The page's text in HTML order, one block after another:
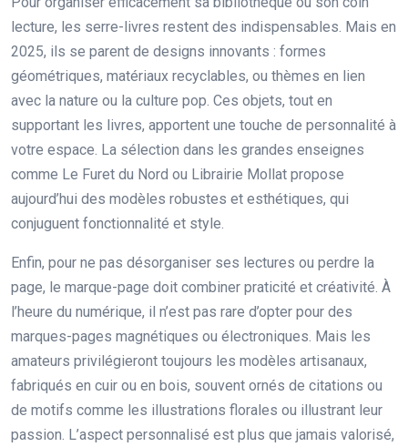
lecture, les serre-livres restent des indispensables. Mais en
2025, ils se parent de designs innovants : formes
géométriques, matériaux recyclables, ou thèmes en lien
avec la nature ou la culture pop. Ces objets, tout en
supportant les livres, apportent une touche de personnalité à
votre espace. La sélection dans les grandes enseignes
comme Le Furet du Nord ou Librairie Mollat propose
aujourd’hui des modèles robustes et esthétiques, qui
conjuguent fonctionnalité et style.
Enfin, pour ne pas désorganiser ses lectures ou perdre la
page, le marque-page doit combiner praticité et créativité. À
l’heure du numérique, il n’est pas rare d’opter pour des
marques-pages magnétiques ou électroniques. Mais les
amateurs privilégieront toujours les modèles artisanaux,
fabriqués en cuir ou en bois, souvent ornés de citations ou
de motifs comme les illustrations florales ou illustrant leur
passion. L’aspect personnalisé est plus que jamais valorisé,